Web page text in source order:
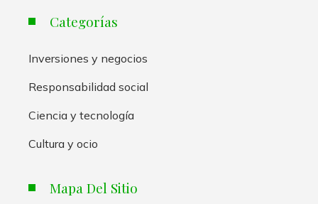
Categorías
Inversiones y negocios
Responsabilidad social
Ciencia y tecnología
Cultura y ocio
Mapa Del Sitio